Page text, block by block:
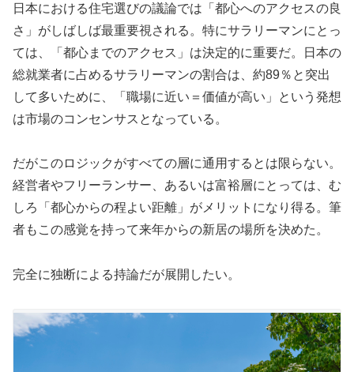
日本における住宅選びの議論では「都心へのアクセスの良
さ」がしばしば最重要視される。特にサラリーマンにとっ
ては、「都心までのアクセス」は決定的に重要だ。日本の
総就業者に占めるサラリーマンの割合は、約89％と突出
して多いために、「職場に近い＝価値が高い」という発想
は市場のコンセンサスとなっている。
だがこのロジックがすべての層に通用するとは限らない。
経営者やフリーランサー、あるいは富裕層にとっては、む
しろ「都心からの程よい距離」がメリットになり得る。筆
者もこの感覚を持って来年からの新居の場所を決めた。
完全に独断による持論だが展開したい。